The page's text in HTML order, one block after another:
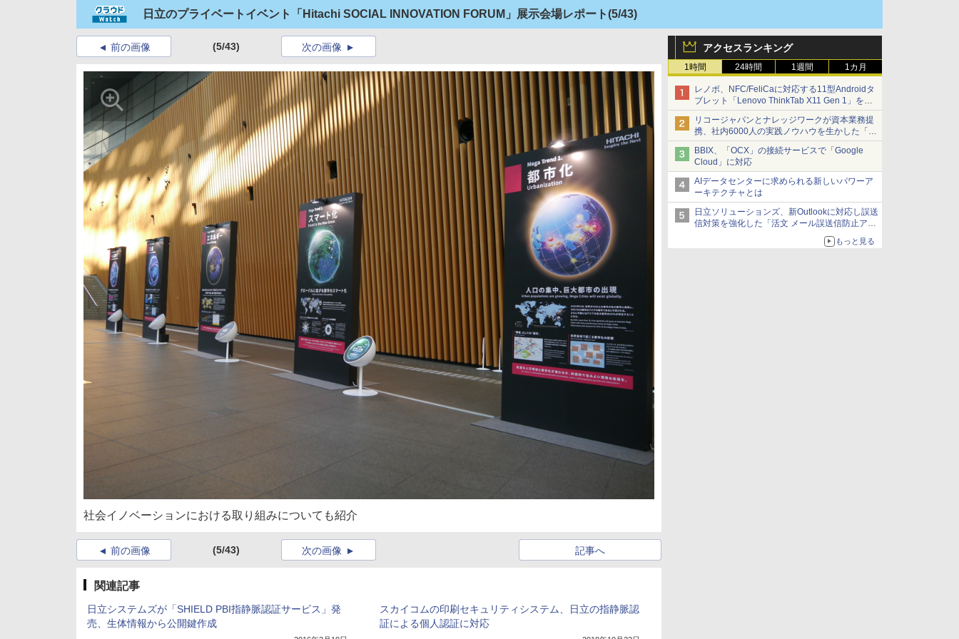
日立のプライベートイベント「Hitachi SOCIAL INNOVATION FORUM」展示会場レポート(5/43)
アクセスランキング
1時間 24時間 1週間 1カ月
レノボ、NFC/FeliCaに対応する11型Androidタ
ブレット「Lenovo ThinkTab X11 Gen 1」を発
売
リコージャパンとナレッジワークが資本業務提
携、社内6000人の実践ノウハウを生かした「AI
商談記録 for RICOH」を展開へ
BBIX、「OCX」の接続サービスで「Google
Cloud」に対応
AIデータセンターに求められる新しいパワーア
ーキテクチャとは
日立ソリューションズ、新Outlookに対応し誤送
信対策を強化した「活文 メール誤送信防止アド
もっと見る
前の画像 (5/43) 次の画像
社会イノベーションにおける取り組みについても紹介
前の画像 (5/43) 記事へ
次の画像
関連記事
日立システムズが「SHIELD PBI指静脈認証サービス」発
売、生体情報から公開鍵作成
スカイコムの印刷セキュリティシステム、日立の指静脈認
証による個人認証に対応